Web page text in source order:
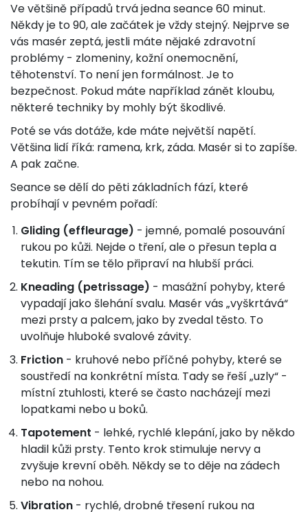
Ve většině případů trvá jedna seance 60 minut.
Někdy je to 90, ale začátek je vždy stejný. Nejprve se
vás masér zeptá, jestli máte nějaké zdravotní
problémy - zlomeniny, kožní onemocnění,
těhotenství. To není jen formálnost. Je to
bezpečnost. Pokud máte například zánět kloubu,
některé techniky by mohly být škodlivé.
Poté se vás dotáže, kde máte největší napětí.
Většina lidí říká: ramena, krk, záda. Masér si to zapíše.
A pak začne.
Seance se dělí do pěti základních fází, které
probíhají v pevném pořadí:
Gliding (effleurage) - jemné, pomalé posouvání
rukou po kůži. Nejde o tření, ale o přesun tepla a
tekutin. Tím se tělo připraví na hlubší práci.
Kneading (petrissage) - masážní pohyby, které
vypadají jako šlehání svalu. Masér vás „vyškrtává“
mezi prsty a palcem, jako by zvedal těsto. To
uvolňuje hluboké svalové závity.
Friction - kruhové nebo příčné pohyby, které se
soustředí na konkrétní místa. Tady se řeší „uzly“ -
místní ztuhlosti, které se často nacházejí mezi
lopatkami nebo u boků.
Tapotement - lehké, rychlé klepání, jako by někdo
hladil kůži prsty. Tento krok stimuluje nervy a
zvyšuje krevní oběh. Někdy se to děje na zádech
nebo na nohou.
Vibration - rychlé, drobné třesení rukou na